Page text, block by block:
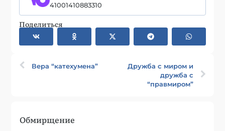
41001410883310
Поделиться
Вера “катехумена”
Дружба с миром и
дружба с
“правмиром”
Обмирщение